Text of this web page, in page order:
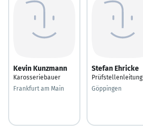
Kevin Kunzmann
Karosseriebauer
Frankfurt am Main
Stefan Ehricke
Prüfstellenleitung
Göppingen